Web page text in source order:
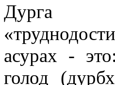
Дурга
асурах -
голод